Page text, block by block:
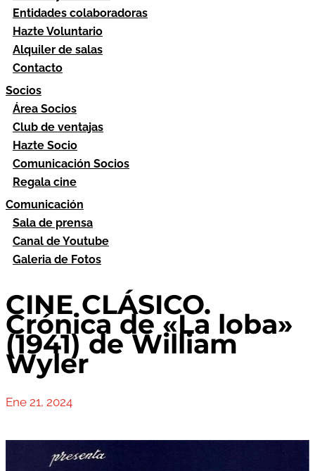
Entidades colaboradoras
Hazte Voluntario
Alquiler de salas
Contacto
Socios
Área Socios
Club de ventajas
Hazte Socio
Comunicación Socios
Regala cine
Comunicación
Sala de prensa
Canal de Youtube
Galeria de Fotos
CINE CLÁSICO.
Crónica de «La loba»
(1941) de William
Wyler
Ene 21, 2024